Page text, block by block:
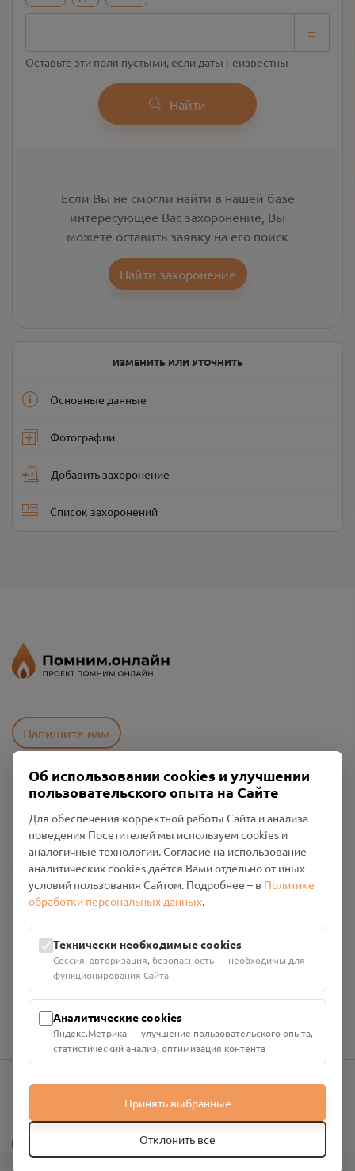
=
Оставьте эти поля пустыми, если даты неизвестны
Найти
Если Вы не смогли найти в нашей базе
интересующее Вас захоронение, Вы
можете оставить заявку на его поиск
Найти захоронение
ИЗМЕНИТЬ ИЛИ УТОЧНИТЬ
Основные данные
Фотографии
Добавить захоронение
Список захоронений
Напишите нам
Пользовательское соглашение
Политика конфиденциальности
Промо-материалы
Настройки cookies
Общество с ограниченной ответственностью «Смоленский
ИНН: 6700029207 ОГРН: 1256700001986
Юридический адрес: 216790, Смоленская область, р-н
Руднянский, г. Рудня, улица Западная, д. 26А, пом. 18
Номер счёта: 40702810901130004287 в АО "АЛЬФА-БАНК"
Кор. счёт: 30101810200000000593
info@pomnim.online
Об использовании cookies и улучшении
пользовательского опыта на Сайте
Для обеспечения корректной работы Сайта и анализа
поведения Посетителей мы используем cookies и
аналогичные технологии. Согласие на использование
аналитических cookies даётся Вами отдельно от иных
условий пользования Сайтом. Подробнее – в Политике
обработки персональных данных.
Технически необходимые cookies
Сессия, авторизация, безопасность — необходимы для
функционирования Сайта
Аналитические cookies
Яндекс.Метрика — улучшение пользовательского опыта,
статистический анализ, оптимизация контента
Принять выбранные
Отклонить все